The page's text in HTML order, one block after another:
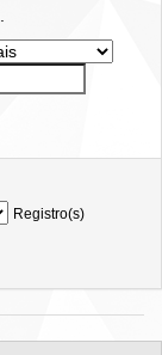
Registro(s)